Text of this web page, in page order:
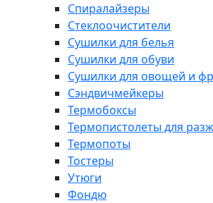
Спиралайзеры
Стеклоочистители
Сушилки для белья
Сушилки для обуви
Сушилки для овощей и
Сэндвичмейкеры
Термобоксы
Термопистолеты для
Термопоты
Тостеры
Утюги
Фондю